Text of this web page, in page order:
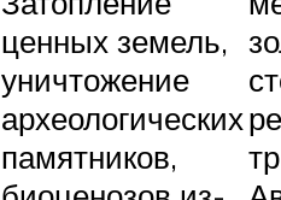
ценных земель,
уничтожение
археологических
памятников,